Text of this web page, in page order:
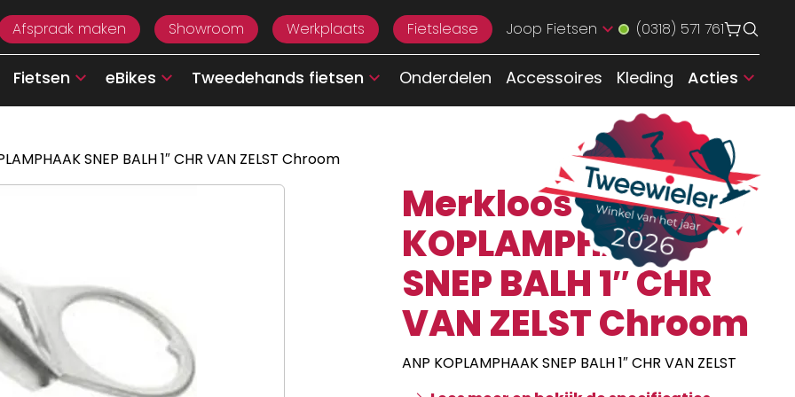
Afspraak maken
Showroom Werkplaats Fietslease Joop Fietsen (0318) 571 761
Fietsen eBikes Tweedehands fietsen Onderdelen Accessoires Kleding Acties
SNEP BALH 1″ CHR VAN ZELST Chroom
Merkloos ANP
KOPLAMPHAAK
SNEP BALH 1″ CHR
VAN ZELST Chroom
ANP KOPLAMPHAAK SNEP BALH 1″ CHR VAN ZELST